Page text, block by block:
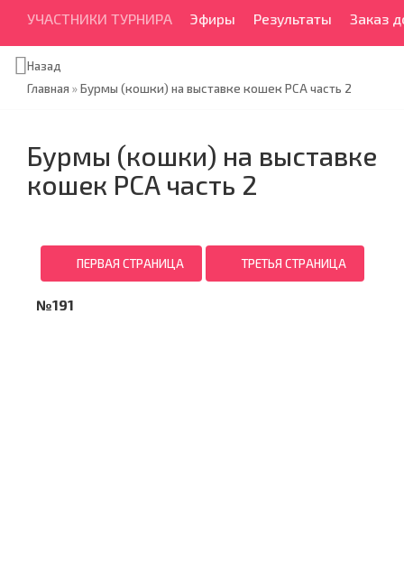
УЧАСТНИКИ ТУРНИРА Эфиры Результаты Заказ
Назад
Главная »Бурмы (кошки) на выставке кошек PCA часть 2
Бурмы (кошки) на выставке
кошек PCA часть 2
ПЕРВАЯ СТРАНИЦА ТРЕТЬЯ СТРАНИЦА
№191